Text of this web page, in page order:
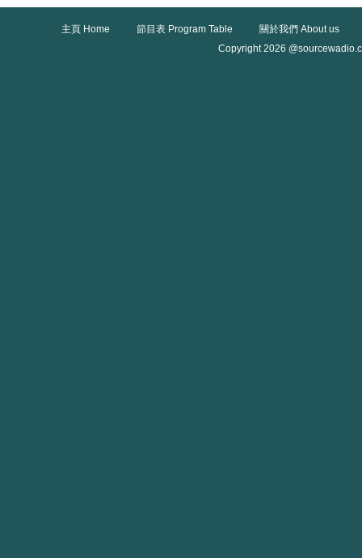
主頁 Home 節目表 Program Table
關於我們 About us
Copyright 2026